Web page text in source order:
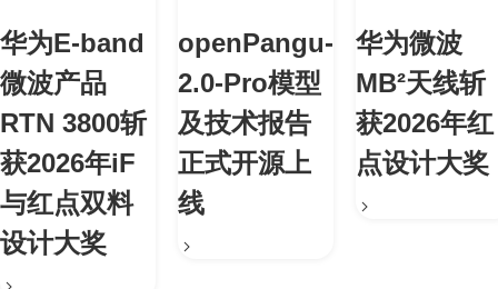
华为E-band
微波产品
RTN 3800斩
获2026年iF
与红点双料
设计大奖
openPangu-
2.0-Pro模型
及技术报告
正式开源上
线
华为微波
MB²天线斩
获2026年红
点设计大奖